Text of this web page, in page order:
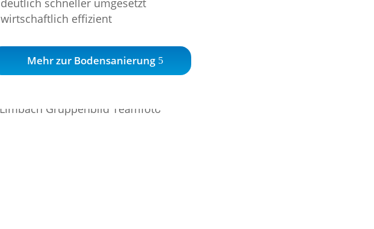
deutlich schneller umgesetzt
wirtschaftlich effizient
Mehr zur Bodensanierung